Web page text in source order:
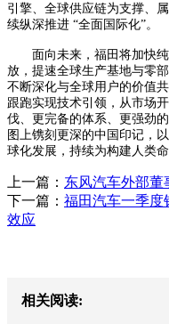
引擎、全球供应链为支撑、
续纵深推进 “全面国际化”。
面向未来，福田将加快纯
放，提速全球生产基地与零
不断深化与全球用户的价值
跟跑实现技术引领，从市场
伐、更完备的体系、更强劲
图上镌刻更深的中国印记，
球化发展，持续为构建人类
上一篇： 东风汽车外部董
下一篇： 福田汽车一季度
效应
相关阅读: